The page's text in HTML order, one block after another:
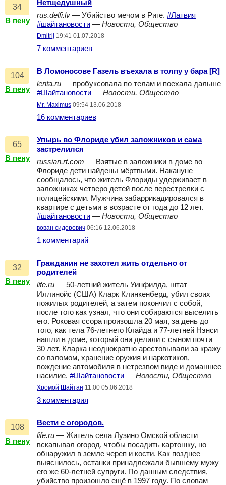
34
В пену
Нетщедушный
rus.delfi.lv — Убийство мечом в Риге. #Латвия
#шайтановости — Новости, Общество
Dmitrij 19:41 01.07.2018
7 комментариев
104
В пену
В Ломоносове Газель въехала в толпу у бара [R]
lenta.ru — пробуксовала по телам и поехала дальше
#Шайтановости — Новости, Общество
Mr. Maximus 09:54 13.06.2018
16 комментариев
65
В пену
Упырь во Флориде убил заложников и сама
застрелился
russian.rt.com — Взятые в заложники в доме во
Флориде дети найдены мёртвыми. Накануне
сообщалось, что житель Флориды удерживает в
заложниках четверо детей после перестрелки с
полицейскими. Мужчина забаррикадировался в
квартире с детьми в возрасте от года до 12 лет.
#шайтановости — Новости, Общество
вован сидорович 06:16 12.06.2018
1 комментарий
32
В пену
Гражданин не захотел жить отдельно от
родителей
life.ru — 50-летний житель Уинфилда, штат
Иллинойс (США) Кларк Клинкенберд, убил своих
пожилых родителей, а затем покончил с собой,
после того как узнал, что они собираются выселить
его. Роковая ссора произошла 20 мая, за день до
того, как тела 76-летнего Клайда и 77-летней Нэнси
нашли в доме, который они делили с сыном почти
30 лет. Кларка неоднократно арестовывали за кражу
со взломом, хранение оружия и наркотиков,
вождение автомобиля в нетрезвом виде и домашнее
насилие. #Шайтановости — Новости, Общество
Хромой Шайтан 11:00 05.06.2018
3 комментария
108
В пену
Вести с огородов.
life.ru — Житель села Лузино Омской области
вскапывал огород, чтобы посадить картошку, но
обнаружил в земле череп и кости. Как позднее
выяснилось, останки принадлежали бывшему мужу
его же 60-летней супруги. По данным следствия,
убийство произошло ещё в 1997 году. По словам